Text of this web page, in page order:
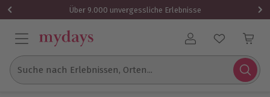
Über 9.000 unvergessliche Erlebnisse
Benutzerkonto
Suche nach Erlebnissen, Orten...